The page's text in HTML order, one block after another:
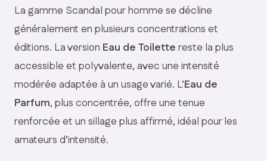
La gamme Scandal pour homme se décline
généralement en plusieurs concentrations et
éditions. La version Eau de Toilette reste la plus
accessible et polyvalente, avec une intensité
modérée adaptée à un usage varié. L’Eau de
Parfum, plus concentrée, offre une tenue
renforcée et un sillage plus affirmé, idéal pour les
amateurs d’intensité.